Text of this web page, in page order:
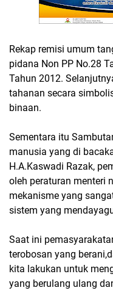
Rekap remisi umum
pidana Non PP No.28
Tahun 2012.
tahanan secara
binaan.
Sementara itu
manusia yang di
H.A.Kaswadi Razak,
oleh peraturan menteri
mekanisme yang
sistem yang
Saat ini
terobosan yang
kita lakukan untuk
yang berulang ulang